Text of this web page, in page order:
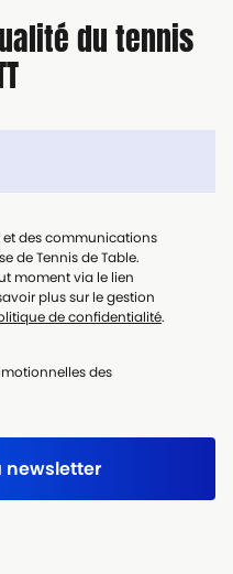
du tennis
et des communications
de Tennis de Table.
moment via le lien
plus sur le gestion
de confidentialité.
des
newsletter